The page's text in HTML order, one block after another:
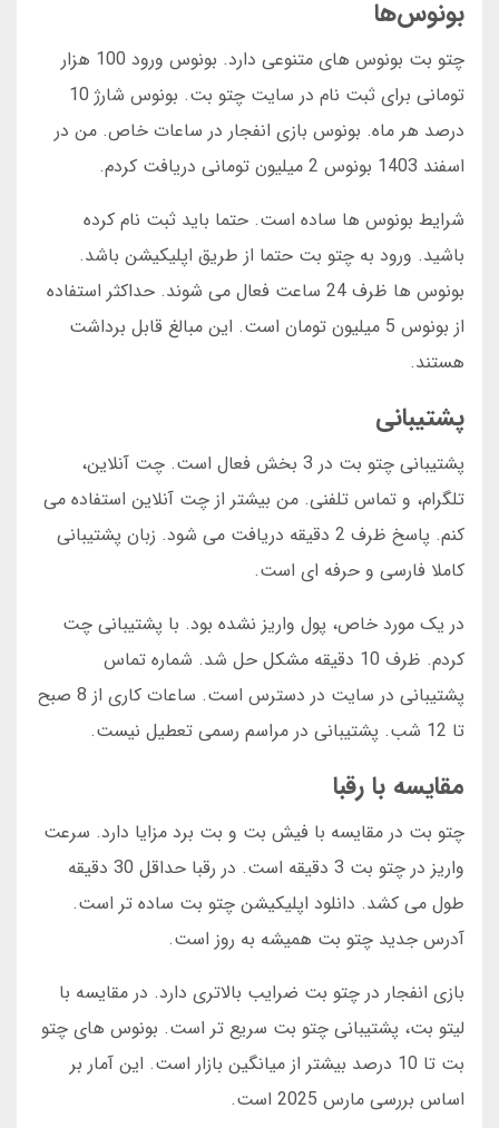
بونوس‌ها
چتو بت بونوس های متنوعی دارد. بونوس ورود 100 هزار
تومانی برای ثبت نام در سایت چتو بت. بونوس شارژ 10
درصد هر ماه. بونوس بازی انفجار در ساعات خاص. من در
اسفند 1403 بونوس 2 میلیون تومانی دریافت کردم.
شرایط بونوس ها ساده است. حتما باید ثبت نام کرده
باشید. ورود به چتو بت حتما از طریق اپلیکیشن باشد.
بونوس ها ظرف 24 ساعت فعال می شوند. حداکثر استفاده
از بونوس 5 میلیون تومان است. این مبالغ قابل برداشت
هستند.
پشتیبانی
پشتیبانی چتو بت در 3 بخش فعال است. چت آنلاین،
تلگرام، و تماس تلفنی. من بیشتر از چت آنلاین استفاده می
کنم. پاسخ ظرف 2 دقیقه دریافت می شود. زبان پشتیبانی
کاملا فارسی و حرفه ای است.
در یک مورد خاص، پول واریز نشده بود. با پشتیبانی چت
کردم. ظرف 10 دقیقه مشکل حل شد. شماره تماس
پشتیبانی در سایت در دسترس است. ساعات کاری از 8 صبح
تا 12 شب. پشتیبانی در مراسم رسمی تعطیل نیست.
مقایسه با رقبا
چتو بت در مقایسه با فیش بت و بت برد مزایا دارد. سرعت
واریز در چتو بت 3 دقیقه است. در رقبا حداقل 30 دقیقه
طول می کشد. دانلود اپلیکیشن چتو بت ساده تر است.
آدرس جدید چتو بت همیشه به روز است.
بازی انفجار در چتو بت ضرایب بالاتری دارد. در مقایسه با
لیتو بت، پشتیبانی چتو بت سریع تر است. بونوس های چتو
بت تا 10 درصد بیشتر از میانگین بازار است. این آمار بر
اساس بررسی مارس 2025 است.